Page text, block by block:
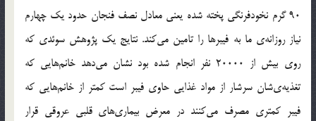
90 گرم نخودفرنگی پخته شده یعنی معادل نصف فنجان حدود یک چهارم
نیاز روزانه‌ی ما به فیبرها را تامین می‌کند. نتایج یک پژوهش سوئدی که
روی بیش از 20000 نفر انجام شده بود نشان می‌دهد خانم‌هایی که
تغذیه‌ی‌شان سرشار از مواد غذایی حاوی فیبر است کمتر از خانم‌هایی که
فیبر کمتری مصرف می‌کنند در معرض بیماری‌های قلبی عروقی قرار